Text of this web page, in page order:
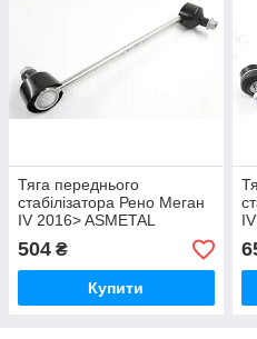
Тяга переднього
стабілізатора Рено Меган
IV 2016> ASMETAL
(Туреччина) 26RN5700
504 ₴
Купити